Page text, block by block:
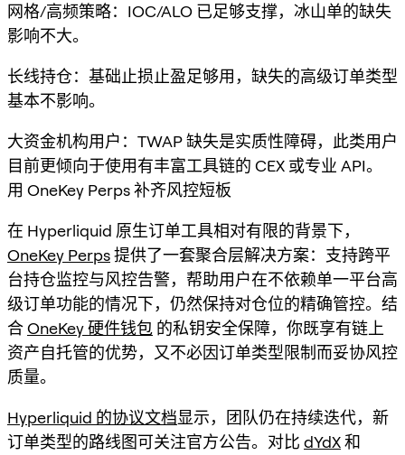
网格/高频策略：IOC/ALO 已足够支撑，冰山单的缺失
影响不大。
长线持仓：基础止损止盈足够用，缺失的高级订单类型
基本不影响。
大资金机构用户：TWAP 缺失是实质性障碍，此类用户
目前更倾向于使用有丰富工具链的 CEX 或专业 API。
用 OneKey Perps 补齐风控短板
在 Hyperliquid 原生订单工具相对有限的背景下，
OneKey Perps提供了一套聚合层解决方案：支持跨平
台持仓监控与风控告警，帮助用户在不依赖单一平台高
级订单功能的情况下，仍然保持对仓位的精确管控。结
合OneKey 硬件钱包 的私钥安全保障，你既享有链上
资产自托管的优势，又不必因订单类型限制而妥协风控
质量。
Hyperliquid 的协议文档显示，团队仍在持续迭代，新
订单类型的路线图可关注官方公告。对比 dYdX和